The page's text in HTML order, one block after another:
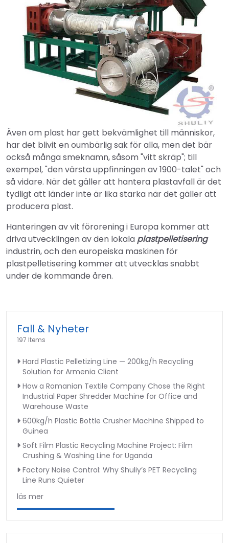
Även om plast har gett bekvämlighet till människor,
har det blivit en oumbärlig sak för alla, men det bär
också många smeknamn, såsom "vitt skräp"; till
exempel, "den värsta uppfinningen av 1900-talet" och
så vidare. När det gäller att hantera plastavfall är det
tydligt att länder inte är lika starka när det gäller att
producera plast.
Hanteringen av vit förorening i Europa kommer att
driva utvecklingen av den lokala plastpelletisering
industrin, och den europeiska maskinen för
plastpelletisering kommer att utvecklas snabbt
under de kommande åren.
Fall & Nyheter
197 Items
Hard Plastic Pelletizing Line — 200kg/h Recycling
Solution for Armenia Client
How a Romanian Textile Company Chose the Right
Industrial Paper Shredder Machine for Office and
Warehouse Waste
600kg/h Plastic Bottle Crusher Machine Shipped to
Guinea
Soft Film Plastic Recycling Machine Project: Film
Crushing & Washing Line for Uganda
Factory Noise Control: Why Shuliy’s PET Recycling
Line Runs Quieter
läs mer